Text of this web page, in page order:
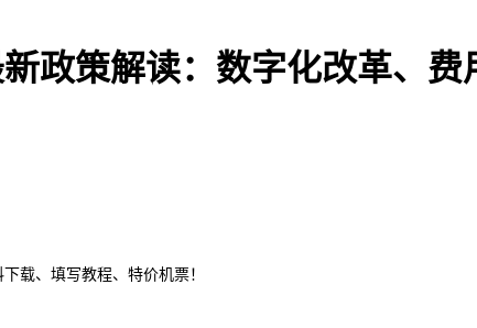
政策解读：数字化改革、
载、填写教程、特价机票！